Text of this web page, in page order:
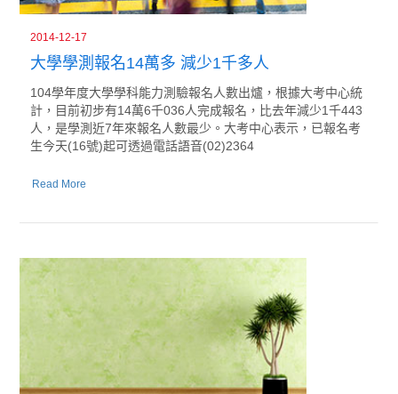
2014-12-17
大學學測報名14萬多 減少1千多人
104學年度大學學科能力測驗報名人數出爐，根據大考中心統
計，目前初步有14萬6千036人完成報名，比去年減少1千443
人，是學測近7年來報名人數最少。大考中心表示，已報名考
生今天(16號)起可透過電話語音(02)2364
Read More